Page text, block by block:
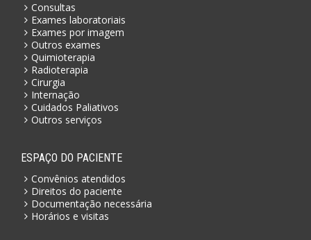
Consultas
Exames laboratoriais
Exames por imagem
Outros exames
Quimioterapia
Radioterapia
Cirurgia
Internação
Cuidados Paliativos
Outros serviços
ESPAÇO DO PACIENTE
Convênios atendidos
Direitos do paciente
Documentação necessária
Horários e visitas